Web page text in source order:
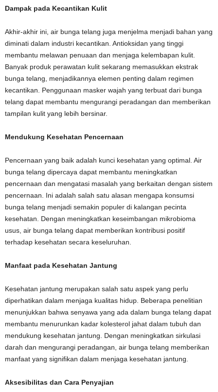
Dampak pada Kecantikan Kulit
Akhir-akhir ini, air bunga telang juga menjelma menjadi bahan yang
diminati dalam industri kecantikan. Antioksidan yang tinggi
membantu melawan penuaan dan menjaga kelembapan kulit.
Banyak produk perawatan kulit sekarang memasukkan ekstrak
bunga telang, menjadikannya elemen penting dalam regimen
kecantikan. Penggunaan masker wajah yang terbuat dari bunga
telang dapat membantu mengurangi peradangan dan memberikan
tampilan kulit yang lebih bersinar.
Mendukung Kesehatan Pencernaan
Pencernaan yang baik adalah kunci kesehatan yang optimal. Air
bunga telang dipercaya dapat membantu meningkatkan
pencernaan dan mengatasi masalah yang berkaitan dengan sistem
pencernaan. Ini adalah salah satu alasan mengapa konsumsi
bunga telang menjadi semakin populer di kalangan pecinta
kesehatan. Dengan meningkatkan keseimbangan mikrobioma
usus, air bunga telang dapat memberikan kontribusi positif
terhadap kesehatan secara keseluruhan.
Manfaat pada Kesehatan Jantung
Kesehatan jantung merupakan salah satu aspek yang perlu
diperhatikan dalam menjaga kualitas hidup. Beberapa penelitian
menunjukkan bahwa senyawa yang ada dalam bunga telang dapat
membantu menurunkan kadar kolesterol jahat dalam tubuh dan
mendukung kesehatan jantung. Dengan meningkatkan sirkulasi
darah dan mengurangi peradangan, air bunga telang memberikan
manfaat yang signifikan dalam menjaga kesehatan jantung.
Aksesibilitas dan Cara Penyajian